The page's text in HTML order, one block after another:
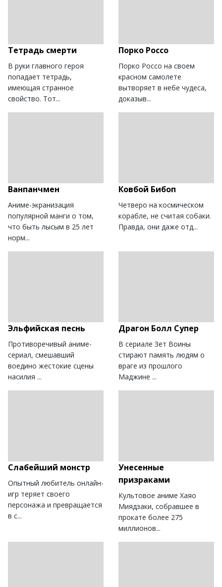
Тетрадь смерти
В руки главного героя
попадает тетрадь,
имеющая странное
свойство. Тот...
Порко Россо
Порко Россо на своем
красном самолете
вытворяет в небе чудеса,
доказыв...
Ванпанчмен
Аниме-экранизация
популярной манги о том,
что быть лысым в 25 лет
норм...
Ковбой Бибоп
Четверо на космическом
корабле, не считая собаки.
Правда, они даже отд...
Эльфийская песнь
Противоречивый аниме-
сериал, смешавший
воедино жестокие сцены
насилия ...
Драгон Болл Супер
В сериале Зет Воины
стирают память людям о
враге из прошлого
Маджине ...
Слабейший монстр
Опытный любитель онлайн-
игр теряет своего
персонажа и превращается
в с...
Унесенные
призраками
Культовое аниме Хаяо
Миядзаки, собравшее в
прокате более 275
миллионов...